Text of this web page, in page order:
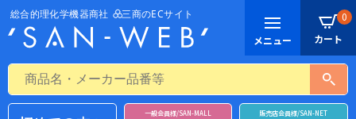
0
一般会員様/SAN-MALL 販売店会員様/SAN-NET